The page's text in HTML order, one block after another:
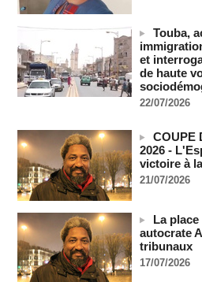
Chine : plus d’un million de
l’arrivée du typhon Dolphin
09/08/2026
un ancien colistier du
le meurtre présumé de son ex-
09/08/2026 -
Sahel, l’enjeu n’est pas la lutte
résistance à des puissances
(Partie 2 & fin)
09/08/2026 -MOMAR DIENG
Les Émirats arabes unis
leurs navires avec un missile dans
08/08/2026 -
Le bilan des décès liés à la «
Ceuta s'élève désormais à 14
marocaine :
Touba,
et
de haute
22/07/2026
COUPE
2026 -
victoire à
21/07/2026
La
autocrate
tribunaux
17/07/2026